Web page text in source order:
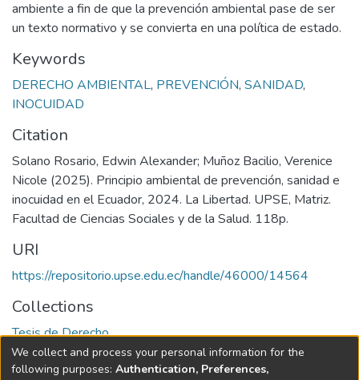
ambiente a fin de que la prevención ambiental pase de ser
un texto normativo y se convierta en una política de estado.
Keywords
DERECHO AMBIENTAL, PREVENCIÓN, SANIDAD,
INOCUIDAD
Citation
Solano Rosario, Edwin Alexander; Muñoz Bacilio, Verenice
Nicole (2025). Principio ambiental de prevención, sanidad e
inocuidad en el Ecuador, 2024. La Libertad. UPSE, Matriz.
Facultad de Ciencias Sociales y de la Salud. 118p.
URI
https://repositorio.upse.edu.ec/handle/46000/14564
Collections
Tesis de Derecho
Full item page
We collect and process your personal information for the
following purposes: Authentication, Preferences,